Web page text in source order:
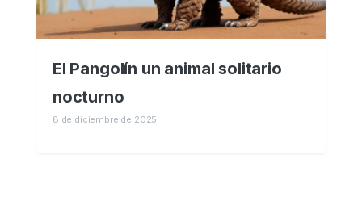
El Pangolín un animal solitario
nocturno
8 de diciembre de 2025